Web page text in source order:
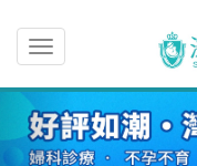
Toggle
navigation